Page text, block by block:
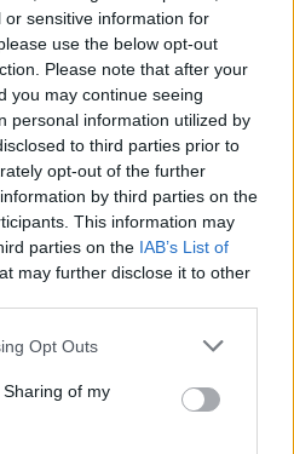
sensitive information for
use the below opt-out
Please note that after your
you may continue seeing
personal information utilized by
to third parties prior to
opt-out of the further
by third parties on the
This information may
parties on the IAB’s List of
may further disclose it to other
Opt Outs
of my
излязоха в